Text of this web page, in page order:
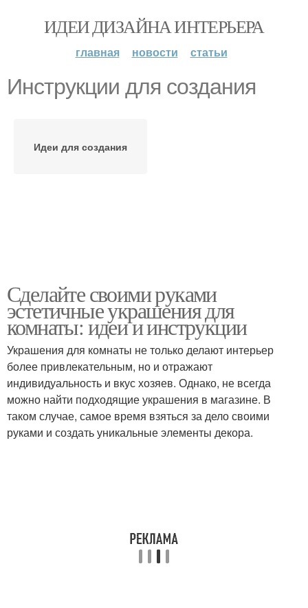
ИДЕИ ДИЗАЙНА ИНТЕРЬЕРА
главная новости статьи
Инструкции для создания
Идеи для создания
Сделайте своими руками
эстетичные украшения для
комнаты: идеи и инструкции
Украшения для комнаты не только делают интерьер
более привлекательным, но и отражают
индивидуальность и вкус хозяев. Однако, не всегда
можно найти подходящие украшения в магазине. В
таком случае, самое время взяться за дело своими
руками и создать уникальные элементы декора.